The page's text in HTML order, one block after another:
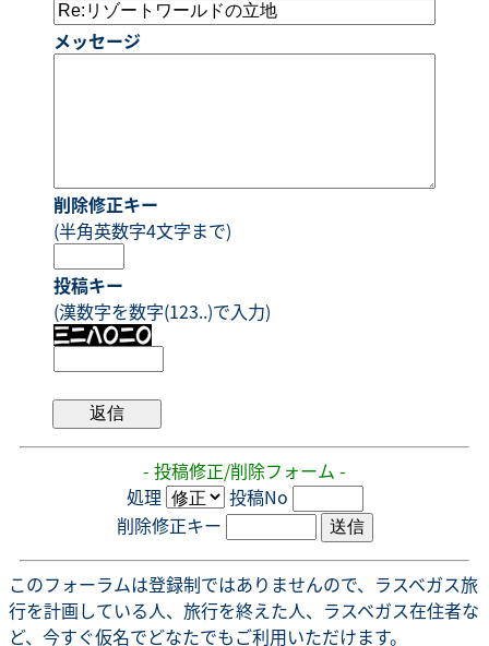
メッセージ
削除修正キー
(半角英数字4文字まで)
投稿キー
(漢数字を数字(123..)で入力)
- 投稿修正/削除フォーム -
処理
投稿No
削除修正キー
このフォーラムは登録制ではありませんので、ラスベガス旅
行を計画している人、旅行を終えた人、ラスベガス在住者な
ど、今すぐ仮名でどなたでもご利用いただけます。